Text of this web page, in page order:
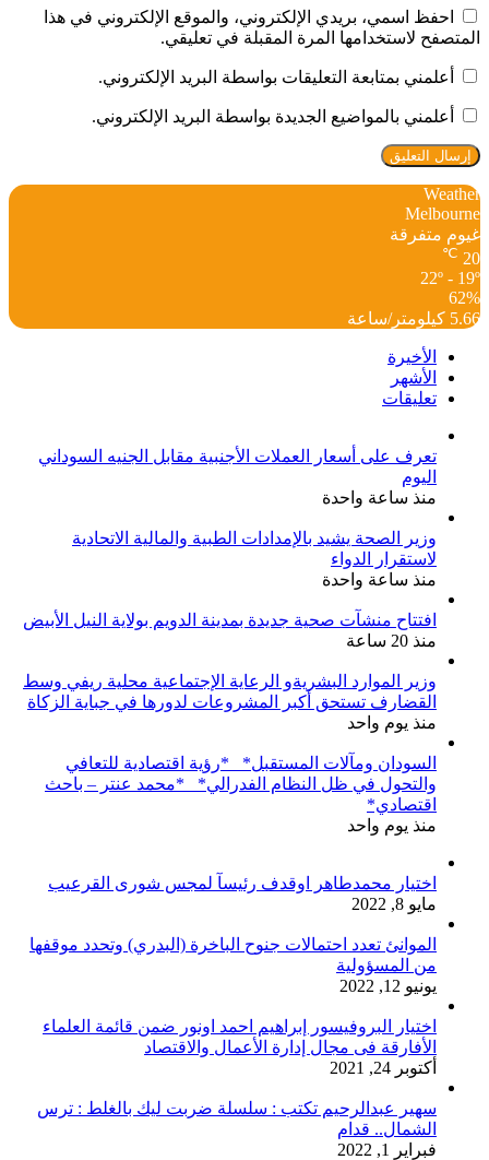
احفظ اسمي، بريدي الإلكتروني، والموقع الإلكتروني في هذا
المتصفح لاستخدامها المرة المقبلة في تعليقي.
أعلمني بمتابعة التعليقات بواسطة البريد الإلكتروني.
أعلمني بالمواضيع الجديدة بواسطة البريد الإلكتروني.
Weather
Melbourne
غيوم متفرقة
20
℃
22º - 19º
62%
5.66 كيلومتر/ساعة
الأخيرة
الأشهر
تعليقات
تعرف على أسعار العملات الأجنبية مقابل الجنيه السوداني
اليوم
منذ ساعة واحدة
وزير الصحة يشيد بالإمدادات الطبية والمالية الاتحادية
لاستقرار الدواء
منذ ساعة واحدة
افتتاح منشآت صحية جديدة بمدينة الدويم بولاية النيل الأبيض
منذ 20 ساعة
وزير الموارد البشريةو الرعاية الإجتماعية محلية ريفي وسط
القضارف تستحق أكبر المشروعات لدورها في جباية الزكاة
منذ يوم واحد
السودان ومآلات المستقبل* *رؤية اقتصادية للتعافي
والتحول في ظل النظام الفدرالي* *محمد عنتر – باحث
اقتصادي*
منذ يوم واحد
اختيار محمدطاهر اوقدف رئيسآ لمجس شورى القرعيب
مايو 8, 2022
الموانئ تعدد احتمالات جنوح الباخرة (البدري) وتحدد موقفها
من المسؤولية
يونيو 12, 2022
اختيار البروفيسور إبراهيم احمد اونور ضمن قائمة العلماء
الأفارقة فى مجال إدارة الأعمال والاقتصاد
أكتوبر 24, 2021
سهير عبدالرحيم تكتب : سلسلة ضربت ليك بالغلط : ترس
الشمال.. قدام
فبراير 1, 2022